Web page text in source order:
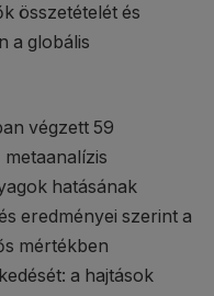
összetételét és
a globális
végzett 59
hatásának
eredményei szerint a
mértékben
a hajtások